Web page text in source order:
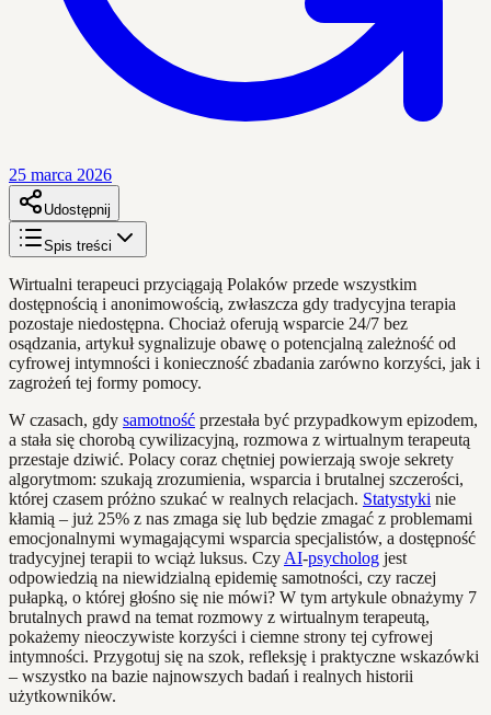
25 marca 2026
Udostępnij
Spis treści
Wirtualni terapeuci przyciągają Polaków przede wszystkim
dostępnością i anonimowością, zwłaszcza gdy tradycyjna terapia
pozostaje niedostępna. Chociaż oferują wsparcie 24/7 bez
osądzania, artykuł sygnalizuje obawę o potencjalną zależność od
cyfrowej intymności i konieczność zbadania zarówno korzyści, jak i
zagrożeń tej formy pomocy.
W czasach, gdy samotność przestała być przypadkowym epizodem,
a stała się chorobą cywilizacyjną, rozmowa z wirtualnym terapeutą
przestaje dziwić. Polacy coraz chętniej powierzają swoje sekrety
algorytmom: szukają zrozumienia, wsparcia i brutalnej szczerości,
której czasem próżno szukać w realnych relacjach. Statystyki nie
kłamią – już 25% z nas zmaga się lub będzie zmagać z problemami
emocjonalnymi wymagającymi wsparcia specjalistów, a dostępność
tradycyjnej terapii to wciąż luksus. Czy AI-psycholog jest
odpowiedzią na niewidzialną epidemię samotności, czy raczej
pułapką, o której głośno się nie mówi? W tym artykule obnażymy 7
brutalnych prawd na temat rozmowy z wirtualnym terapeutą,
pokażemy nieoczywiste korzyści i ciemne strony tej cyfrowej
intymności. Przygotuj się na szok, refleksję i praktyczne wskazówki
– wszystko na bazie najnowszych badań i realnych historii
użytkowników.